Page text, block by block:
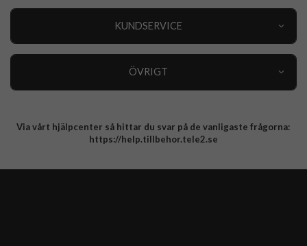
KUNDSERVICE
ÖVRIGT
Integritetspolicy
Via vårt hjälpcenter så hittar du svar på de vanligaste frågorna:
https://help.tillbehor.tele2.se